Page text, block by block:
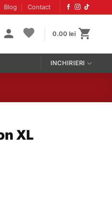
Blog Contact
0.00 lei
INCHIRIERI
XL